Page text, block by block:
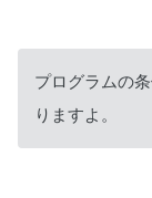
プログラムの
りますよ。